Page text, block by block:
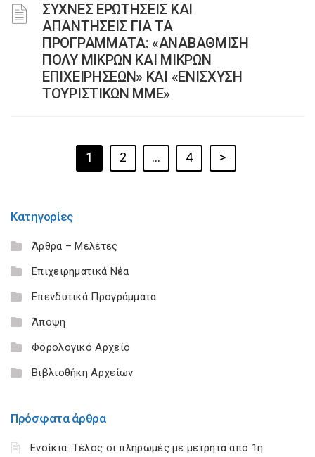
ΣΥΧΝΕΣ ΕΡΩΤΗΣΕΙΣ ΚΑΙ
ΑΠΑΝΤΗΣΕΙΣ ΓΙΑ ΤΑ
ΠΡΟΓΡΑΜΜΑΤΑ: «ΑΝΑΒΑΘΜΙΣΗ
ΠΟΛΥ ΜΙΚΡΩΝ ΚΑΙ ΜΙΚΡΩΝ
ΕΠΙΧΕΙΡΗΣΕΩΝ» ΚΑΙ «ΕΝΙΣΧΥΣΗ
ΤΟΥΡΙΣΤΙΚΩΝ ΜΜΕ»
1 2 … 4 >
Κατηγορίες
Άρθρα – Μελέτες
Επιχειρηματικά Νέα
Επενδυτικά Προγράμματα
Άποψη
Φορολογικό Αρχείο
Βιβλιοθήκη Αρχείων
Πρόσφατα άρθρα
Ενοίκια: Τέλος οι πληρωμές με μετρητά από 1η